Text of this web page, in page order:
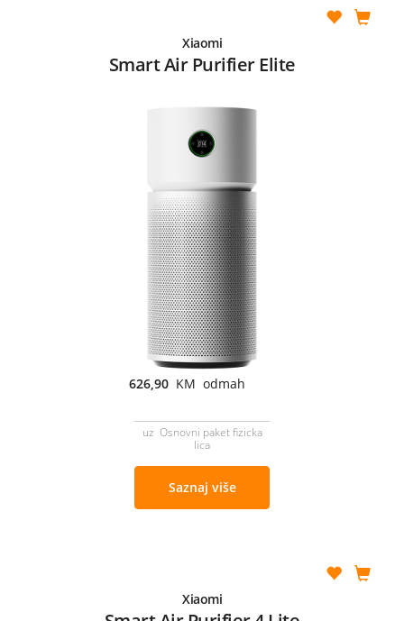
Xiaomi
Smart Air Purifier Elite
626,90 KM odmah
uz Osnovni paket fizicka
lica
Saznaj više
Xiaomi